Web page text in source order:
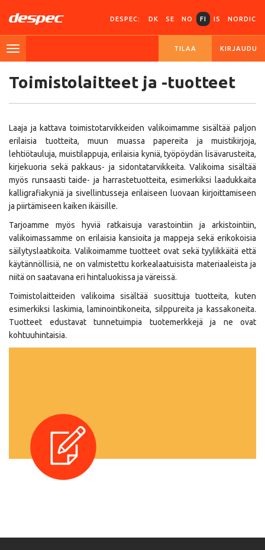
DESPEC: DK SE NO FI IS NORDIC
TILAA KIRJAUDU
Toimistolaitteet ja -tuotteet
Laaja ja kattava toimistotarvikkeiden valikoimamme sisältää paljon
erilaisia tuotteita, muun muassa papereita ja muistikirjoja,
lehtiötauluja, muistilappuja, erilaisia kyniä, työpöydän lisävarusteita,
kirjekuoria sekä pakkaus- ja sidontatarvikkeita. Valikoima sisältää
myös runsaasti taide- ja harrastetuotteita, esimerkiksi laadukkaita
kalligrafiakyniä ja sivellintusseja erilaiseen luovaan kirjoittamiseen
ja piirtämiseen kaiken ikäisille.
Tarjoamme myös hyviä ratkaisuja varastointiin ja arkistointiin,
valikoimassamme on erilaisia kansioita ja mappeja sekä erikokoisia
säilytyslaatikoita. Valikoimamme tuotteet ovat sekä tyylikkäitä että
käytännöllisiä, ne on valmistettu korkealaatuisista materiaaleista ja
niitä on saatavana eri hintaluokissa ja väreissä.
Toimistolaitteiden valikoima sisältää suosittuja tuotteita, kuten
esimerkiksi laskimia, laminointikoneita, silppureita ja kassakoneita.
Tuotteet edustavat tunnetuimpia tuotemerkkejä ja ne ovat
kohtuuhintaisia.